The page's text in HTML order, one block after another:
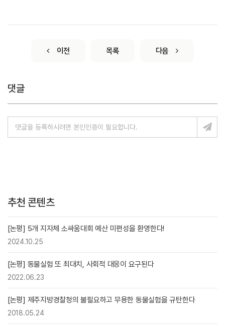
이전 목록 다음
댓글
추천 콘텐츠
[논평] 5개 지자체 소싸움대회 예산 미편성을 환영한다!
2024.10.25
[논평] 동물실험 또 최대치, 사회적 대응이 요구된다
2022.06.23
[논평] 제주지방경찰청의 불필요하고 무용한 동물실험을 규탄한다
2018.05.24